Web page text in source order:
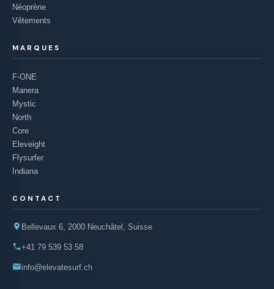
Néoprène
Vêtements
MARQUES
F-ONE
Manera
Mystic
North
Core
Eleveight
Flysurfer
Indiana
CONTACT
Bellevaux 6, 2000 Neuchâtel, Suisse
+41 79 539 53 58
info@elevatesurf.ch